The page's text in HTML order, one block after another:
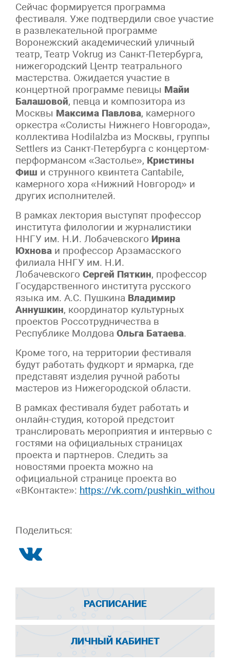
Сейчас формируется программа
фестиваля. Уже подтвердили свое участие
в развлекательной программе
Воронежский академический уличный
театр, Театр Vokrug из Санкт-Петербурга,
нижегородский Центр театрального
мастерства. Ожидается участие в
концертной программе певицы Майи
Балашовой, певца и композитора из
Москвы Максима Павлова, камерного
оркестра «Солисты Нижнего Новгорода»,
коллектива HodilaIzba из Москвы, группы
Settlers из Санкт-Петербурга с концертом-
перформансом «Застолье», Кристины
Фиш и струнного квинтета Cantabile,
камерного хора «Нижний Новгород» и
других исполнителей.
В рамках лектория выступят профессор
института филологии и журналистики
ННГУ им. Н.И. Лобачевского Ирина
Юхнова и профессор Арзамасского
филиала ННГУ им. Н.И.
Лобачевского Сергей Пяткин, профессор
Государственного института русского
языка им. А.С. Пушкина Владимир
Аннушкин, координатор культурных
проектов Россотрудничества в
Республике Молдова Ольга Батаева.
Кроме того, на территории фестиваля
будут работать фудкорт и ярмарка, где
представят изделия ручной работы
мастеров из Нижегородской области.
В рамках фестиваля будет работать и
онлайн-студия, которой предстоит
транслировать мероприятия и интервью с
гостями на официальных страницах
проекта и партнеров. Следить за
новостями проекта можно на
официальной странице проекта во
«ВКонтакте»: https://vk.com/
Поделиться:
РАСПИСАНИЕ
ЛИЧНЫЙ КАБИНЕТ